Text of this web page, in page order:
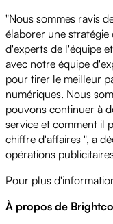
"Nous sommes ravis
élaborer une stratégie
d'experts de l'équipe
avec notre équipe
pour tirer le meilleur
numériques. Nous
pouvons continuer à
service et comment il
chiffre d'affaires ", a
opérations
Pour plus
À propos de